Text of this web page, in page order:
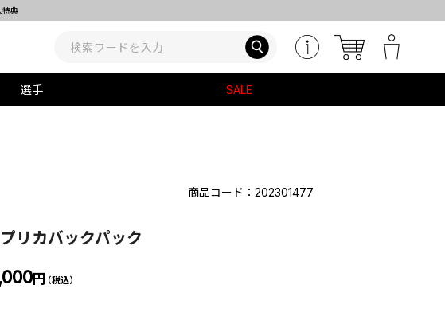
特典
選手 SALE
商品コード：202301477
リカバックパック
円（税込）